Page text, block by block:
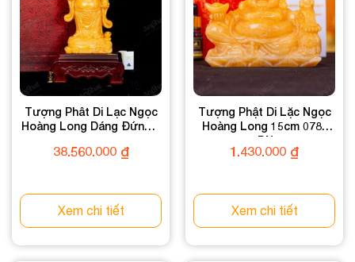
Tượng Phât Di Lạc Ngọc
Hoàng Long Dáng Đứng –
38.560.000₫
Xem chi tiết
Tượng Phật Di Lặc Ngọc
Hoàng Long 15cm 078-
049DN-15
1.430.000 ₫
Xem chi tiết